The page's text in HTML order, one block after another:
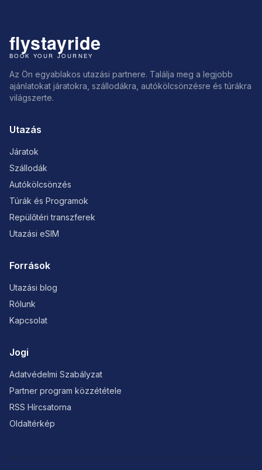
Az Ön egyablakos utazási partnere. Találja meg a legjobb
ajánlatokat járatokra, szállodákra, autókölcsönzésre és túrákra
világszerte.
Utazás
Járatok
Szállodák
Autókölcsönzés
Túrák és Programok
Repülőtéri transzferek
Utazási eSIM
Források
Utazási blog
Rólunk
Kapcsolat
Jogi
Adatvédelmi Szabályzat
Partner program közzététele
RSS Hírcsatorna
Oldaltérkép